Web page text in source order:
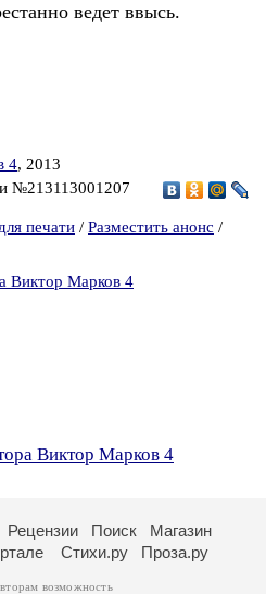
ведет ввысь.
4, 2013
№213113001207
печати / Разместить анонс /
Виктор Марков 4
Виктор Марков 4
Рецензии Поиск
Магазин
Стихи.ру Проза.ру
возможность